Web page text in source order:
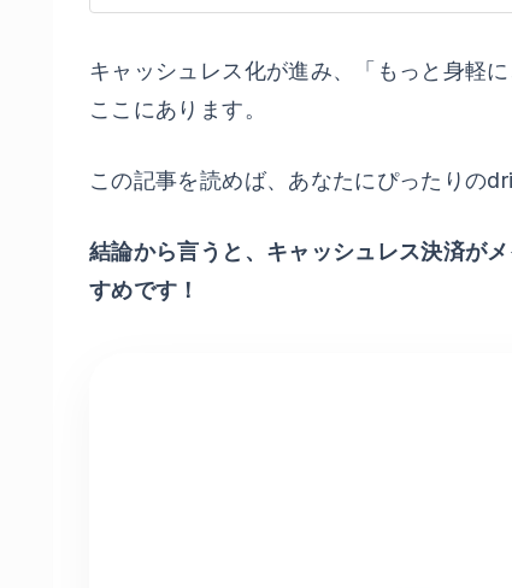
キャッシュレス化が進み、「もっと身軽
ここにあります。
この記事を読めば、あなたにぴったりの
結論から言うと、キャッシュレス決済が
すめです！